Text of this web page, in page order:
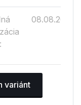
08.08.2026
variánt